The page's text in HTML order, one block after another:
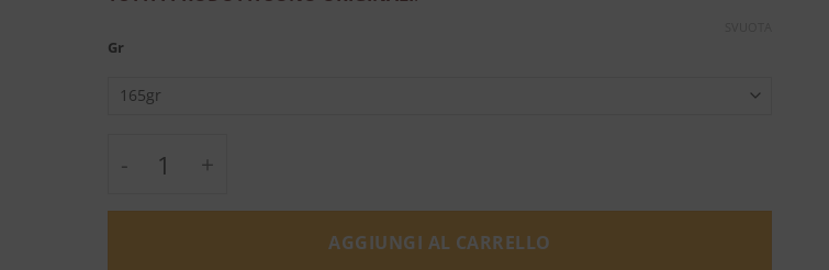
Gr
Bubble Bath Candela - Maison Margiela quantità
AGGIUNGI AL CARRELLO